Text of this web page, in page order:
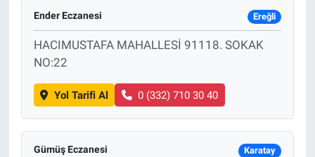
Ender Eczanesi Ereğli
HACIMUSTAFA MAHALLESİ 91118. SOKAK
NO:22
Yol Tarifi Al 0 (332) 710 30 40
Gümüş Eczanesi Karatay